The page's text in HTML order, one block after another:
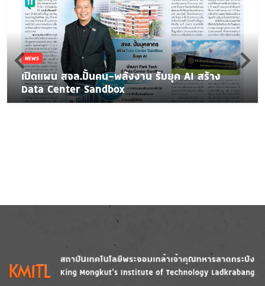
NEWS
เปิดแผน สจล.ปั้นคน-พลังงาน รับยุค AI สร้าง
Data Center Sandbox
Image